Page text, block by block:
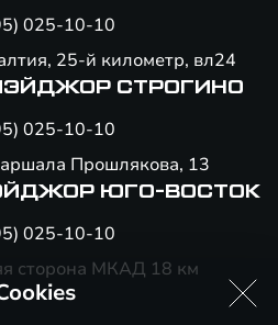
025-10-10
25-й километр, вл24
МЭЙДЖОР СТРОГИНО
025-10-10
Прошлякова, 13
ЮГО-ВОСТОК
025-10-10
сторона МКАД 18 км